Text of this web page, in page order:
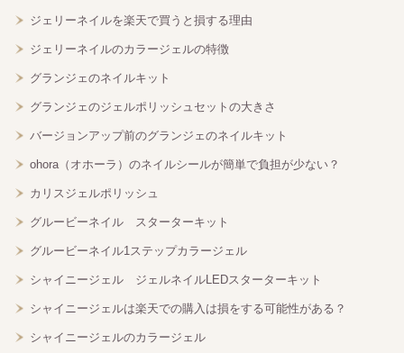
ジェリーネイルを楽天で買うと損する理由
ジェリーネイルのカラージェルの特徴
グランジェのネイルキット
グランジェのジェルポリッシュセットの大きさ
バージョンアップ前のグランジェのネイルキット
ohora（オホーラ）のネイルシールが簡単で負担が少ない？
カリスジェルポリッシュ
グルービーネイル スターターキット
グルービーネイル1ステップカラージェル
シャイニージェル ジェルネイルLEDスターターキット
シャイニージェルは楽天での購入は損をする可能性がある？
シャイニージェルのカラージェル